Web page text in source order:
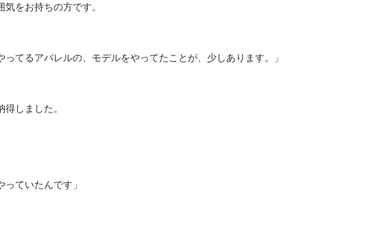
気をお持ちの方です。
ってるアパレルの、モデルをやってたことが、少しあります。」
得しました。
っていたんです」